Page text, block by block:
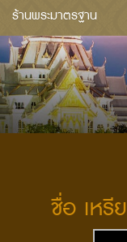
ร้านพระมาตรฐาน
ชื่อ เหรี